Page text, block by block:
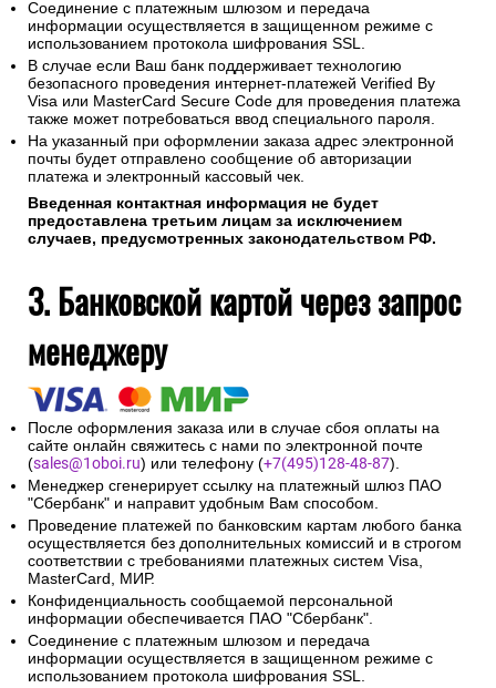
Соединение с платежным шлюзом и передача
информации осуществляется в защищенном режиме с
использованием протокола шифрования SSL.
В случае если Ваш банк поддерживает технологию
безопасного проведения интернет-платежей Verified By
Visa или MasterCard Secure Code для проведения платежа
также может потребоваться ввод специального пароля.
На указанный при оформлении заказа адрес электронной
почты будет отправлено сообщение об авторизации
платежа и электронный кассовый чек.
Введенная контактная информация не будет
предоставлена третьим лицам за исключением
случаев, предусмотренных законодательством РФ.
3. Банковской картой через запрос
менеджеру
После оформления заказа или в случае сбоя оплаты на
сайте онлайн свяжитесь с нами по электронной почте
(sales@1oboi.ru) или телефону (+7(495)128-48-87).
Менеджер сгенерирует ссылку на платежный шлюз ПАО
"Сбербанк" и направит удобным Вам способом.
Проведение платежей по банковским картам любого банка
осуществляется без дополнительных комиссий и в строгом
соответствии с требованиями платежных систем Visa,
MasterCard, МИР.
Конфиденциальность сообщаемой персональной
информации обеспечивается ПАО "Сбербанк".
Соединение с платежным шлюзом и передача
информации осуществляется в защищенном режиме с
использованием протокола шифрования SSL.